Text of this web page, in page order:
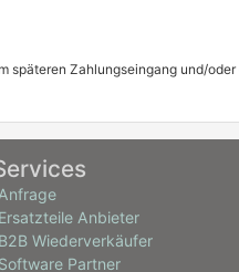
späteren Zahlungseingang und/
Anfrage
Ersatzteile Anbieter
B2B Wiederverkäufer
Software Partner